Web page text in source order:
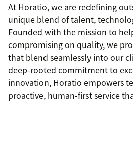
At Horatio, we are redefining
unique blend of talent,
Founded with the mission to
compromising on quality, we
that blend seamlessly into our
deep-rooted commitment to
innovation, Horatio empowers
proactive, human-first service